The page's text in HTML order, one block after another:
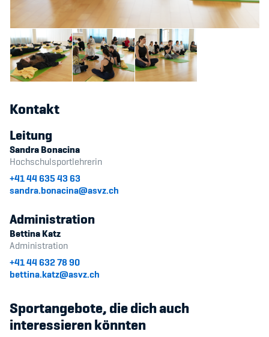
Sponsoren und Partner
Netzwerk
Kontakt
Leitung
Sandra Bonacina
Hochschulsportlehrerin
+41 44 635 43 63
sandra.bonacina@asvz.ch
Administration
Bettina Katz
Administration
+41 44 632 78 90
bettina.katz@asvz.ch
Sportangebote, die dich auch
interessieren könnten